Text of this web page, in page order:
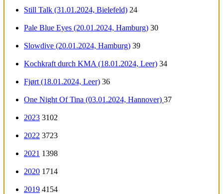
Still Talk (31.01.2024, Bielefeld) 24
Pale Blue Eyes (20.01.2024, Hamburg) 30
Slowdive (20.01.2024, Hamburg) 39
Kochkraft durch KMA (18.01.2024, Leer) 34
Fjørt (18.01.2024, Leer) 36
One Night Of Tina (03.01.2024, Hannover) 37
2023 3102
2022 3723
2021 1398
2020 1714
2019 4154